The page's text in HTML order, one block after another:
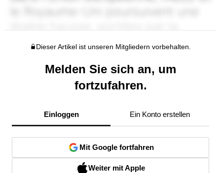
Dieser Artikel ist unseren Mitgliedern vorbehalten.
Melden Sie sich an, um
fortzufahren.
Einloggen Ein Konto erstellen
Mit Google fortfahren
Weiter mit Apple